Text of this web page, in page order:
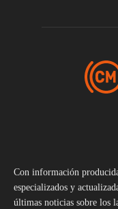
Con información
especializados y
últimas noticias sobre los